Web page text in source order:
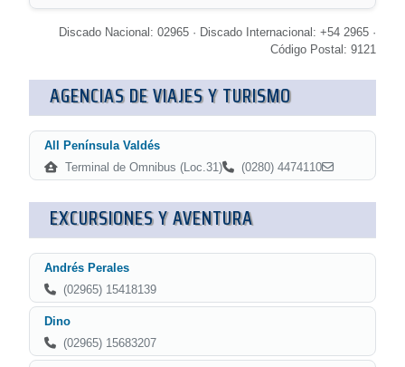
Discado Nacional: 02965 · Discado Internacional: +54 2965 ·
Código Postal: 9121
AGENCIAS DE VIAJES Y TURISMO
All Península Valdés
Terminal de Omnibus (Loc.31)
(0280) 4474110
EXCURSIONES Y AVENTURA
Andrés Perales
(02965) 15418139
Dino
(02965) 15683207